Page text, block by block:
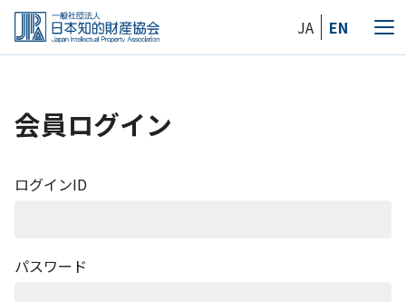
Skip
the
JA EN
メ
会員ログイン
ログインID
パスワード